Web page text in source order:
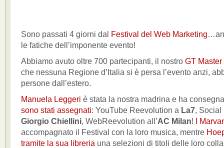
Sono passati 4 giorni dal Festival del Web Marketing
le fatiche dell’imponente evento!
Abbiamo avuto oltre 700 partecipanti, il nostro GT
che nessuna Regione d’Italia si è persa l’evento anzi,
persone dall’estero.
Manuela Leggeri è stata la nostra madrina e ha
sono stati assegnati: YouTube Reevolution a La7, Social
Giorgio Chiellini, WebReevolution all’AC Milan!
I
accompagnato il Festival con la loro musica, mentre
tramite la sua libreria una selezioni di titoli delle loro